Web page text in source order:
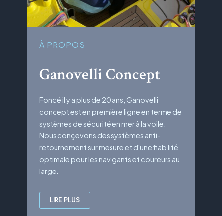
À PROPOS
Ganovelli Concept
Fondé il y a plus de 20 ans, Ganovelli
concept est en première ligne en terme de
systèmes de sécurité en mer à la voile.
Nous conçevons des systèmes anti-
retournement sur mesure et d'une fiabilité
optimale pour les navigants et coureurs au
large.
LIRE PLUS